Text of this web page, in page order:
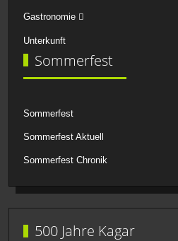
Gastronomie
Unterkunft
Sommerfest
Sommerfest
Sommerfest Aktuell
Sommerfest Chronik
500 Jahre Kagar